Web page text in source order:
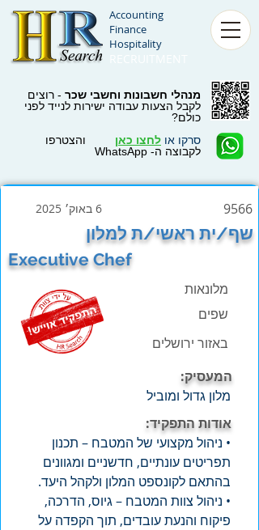
מנהלי חשבונות וחשבי שכר - רוצים
לקבל הצעות עבודה ישירות לנייד לפני
כולם?
סרקו או לחצו כאן והצטרפו
לקבוצה ה- WhatsApp
6 באוק׳ 2025
Executive Chef
באזור ירושלים
9566
שף/ית ראשי/ת למלון
שפים
מלונאות
המעסיק:
מלון גדול ומוביל
אודות התפקיד:
• ניהול מקצועי של המטבח – תכנון
תפריטים עונתיים, חדשניים ומגוונים
בהתאם לקונספט המלון ולקהל היעד.
• ניהול צוות המטבח – גיוס, הדרכה,
פיקוח והנעת עובדים, תוך הקפדה על
Accounting
Finance
Hospitality